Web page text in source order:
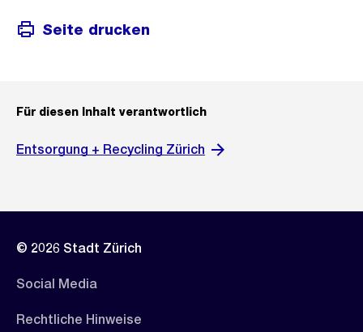
Seite drucken
Für diesen Inhalt verantwortlich
Entsorgung + Recycling Zürich
© 2026 Stadt Zürich
Social Media
Rechtliche Hinweise